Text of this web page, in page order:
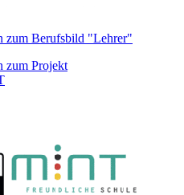
zum Berufsbild "Lehrer"
zum Projekt